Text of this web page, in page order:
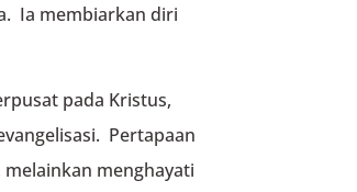
Ia membiarkan diri
pada Kristus,
Pertapaan
menghayati